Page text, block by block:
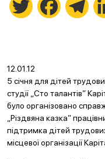
Twitter Facebook
12.01.12
5 січня для дітей
студії „Сто талантів”
було організовано
„Різдвяна казка”
підтримка дітей
місцевої організації